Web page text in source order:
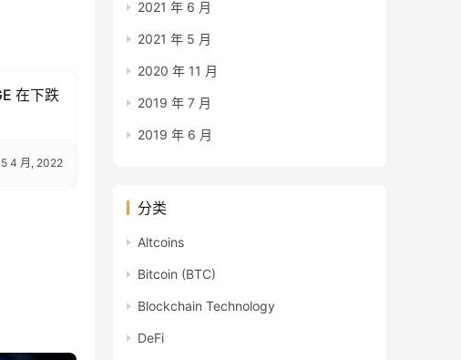
在下跌
4 月, 2022
2021 年 6 月
2021 年 5 月
2020 年 11 月
2019 年 7 月
2019 年 6 月
分类
Altcoins
Bitcoin (BTC)
Blockchain Technology
DeFi